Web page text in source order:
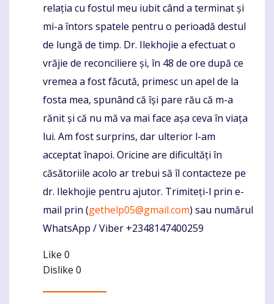
relația cu fostul meu iubit când a terminat și
mi-a întors spatele pentru o perioadă destul
de lungă de timp. Dr. Ilekhojie a efectuat o
vrăjie de reconciliere și, în 48 de ore după ce
vremea a fost făcută, primesc un apel de la
fosta mea, spunând că își pare rău că m-a
rănit și că nu mă va mai face așa ceva în viața
lui. Am fost surprins, dar ulterior l-am
acceptat înapoi. Oricine are dificultăți în
căsătoriile acolo ar trebui să îl contacteze pe
dr. Ilekhojie pentru ajutor. Trimiteți-l prin e-
mail prin (gethelp05@gmail.com) sau numărul
WhatsApp / Viber +2348147400259
Like 0
Dislike 0